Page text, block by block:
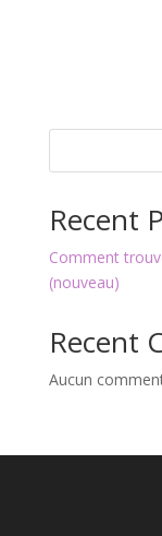
Recent
Comment
(nouveau)
Recent
Aucun